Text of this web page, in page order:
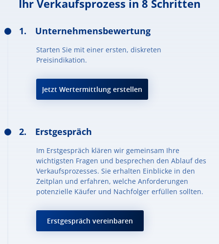
Ihr Verkaufsprozess in 8 Schritten
Unternehmensbewertung
Starten Sie mit einer ersten, diskreten
Preisindikation.
Jetzt Wertermittlung erstellen
Erstgespräch
Im Erstgespräch klären wir gemeinsam Ihre
wichtigsten Fragen und besprechen den Ablauf des
Verkaufsprozesses. Sie erhalten Einblicke in den
Zeitplan und erfahren, welche Anforderungen
potenzielle Käufer und Nachfolger erfüllen sollten.
Erstgespräch vereinbaren